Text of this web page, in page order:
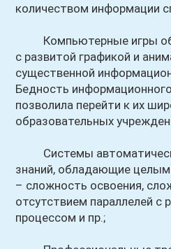
количеством информации
Компьютерные игры
с развитой графикой и
существенной
Бедность
позволила перейти к их
образовательных
Системы
знаний, обладающие
– сложность освоения,
отсутствием параллелей с
процессом и пр.;